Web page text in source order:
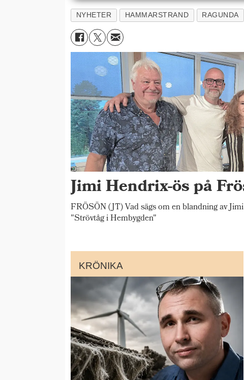
NYHETER HAMMARSTRAND RAGUNDA
Jimi Hendrix-ös på
FRÖSÖN (JT) Vad sägs om en blandning av
"Strövtåg i Hembygden"
KRÖNIKA